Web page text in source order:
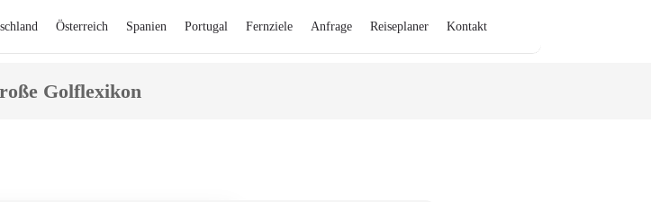
Österreich Spanien Portugal Fernziele Anfrage Reiseplaner Kontakt
Golflexikon